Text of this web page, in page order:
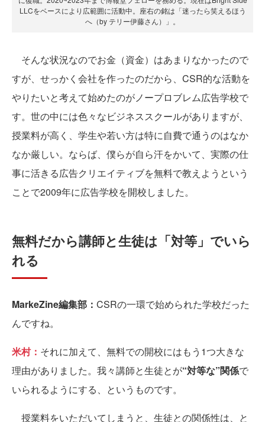
LLCをベースにより広範囲に活動中。座右の銘は「迷ったら笑えるほう
へ（by テリー伊藤さん）」。
そんな状況なのでお金（資金）はあまりなかったので
すが、せっかく会社を作ったのだから、CSR的な活動を
やりたいと考えて始めたのがノープロブレム広告学校で
す。世の中には色々なビジネススクールがありますが、
授業料が高く、学生や若い方は特に自費で通うのはなか
なか厳しい。ならば、僕らが自ら汗をかいて、実際の仕
事に活きる広告クリエイティブを無料で教えようという
ことで2009年に広告学校を開校しました。
無料だから講師と生徒は「対等」でいら
れる
MarkeZine編集部： CSRの一環で始められた学校だった
んですね。
米村： それに加えて、無料での開校にはもう1つ大きな
理由がありました。我々講師と生徒とが“対等な”関係で
いられるようにする、というものです。
授業料をいただいてしまうと、生徒との関係性は、と